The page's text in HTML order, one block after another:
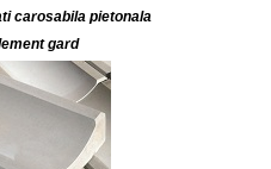
carosabila pietonala
gard